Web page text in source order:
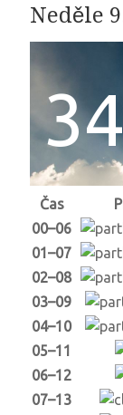
Neděle
Čas
00–06
01–07
02–08
03–09
04–10
05–11
06–12
07–13